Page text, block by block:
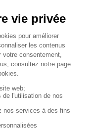
préférable
complexes
crédit, des
type de propriété
et les
être